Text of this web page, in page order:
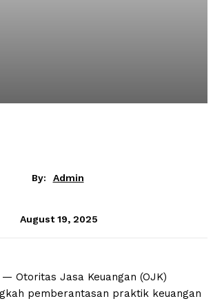
By: Admin
August 19, 2025
— Otoritas Jasa Keuangan (OJK)
pemberantasan praktik keuangan